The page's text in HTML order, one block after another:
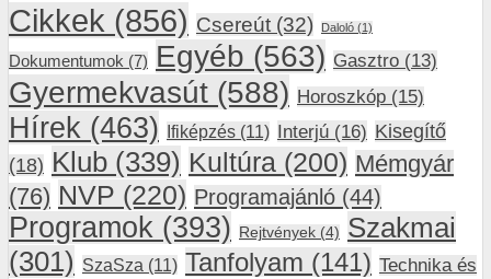
Cikkek (856) Csereút (32) Daloló (1)
Dokumentumok (7) Egyéb (563) Gasztro (13)
Gyermekvasút (588) Horoszkóp (15)
Hírek (463) Ifiképzés (11) Interjú (16) Kisegítő
(18) Klub (339) Kultúra (200) Mémgyár
(76) NVP (220) Programajánló (44)
Programok (393) Rejtvények (4) Szakmai
(301) SzaSza (11) Tanfolyam (141) Technika és